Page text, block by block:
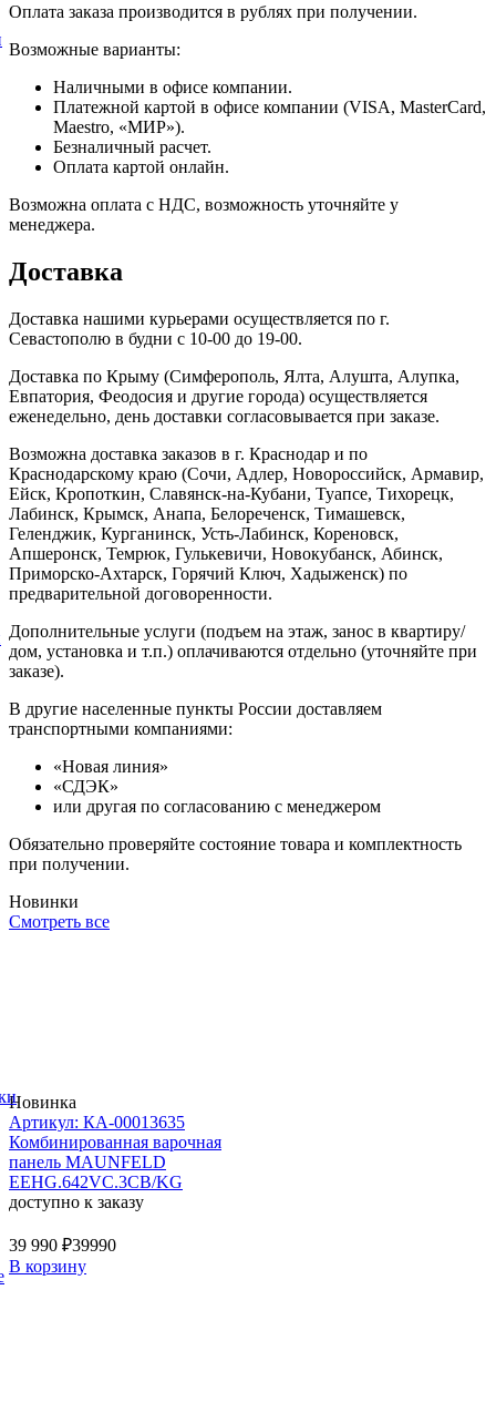
Оплата заказа производится в рублях при получении.
Возможные варианты:
Наличными в офисе компании.
Платежной картой в офисе компании (VISA, MasterCard,
Maestro, «МИР»).
Безналичный расчет.
Оплата картой онлайн.
Возможна оплата с НДС, возможность уточняйте у
менеджера.
Доставка
Доставка нашими курьерами осуществляется по г.
Севастополю в будни с 10-00 до 19-00.
Доставка по Крыму (Симферополь, Ялта, Алушта, Алупка,
Евпатория, Феодосия и другие города) осуществляется
еженедельно, день доставки согласовывается при заказе.
Возможна доставка заказов в г. Краснодар и по
Краснодарскому краю (Сочи, Адлер, Новороссийск, Армавир,
Ейск, Кропоткин, Славянск-на-Кубани, Туапсе, Тихорецк,
Лабинск, Крымск, Анапа, Белореченск, Тимашевск,
Геленджик, Курганинск, Усть-Лабинск, Кореновск,
Апшеронск, Темрюк, Гулькевичи, Новокубанск, Абинск,
Приморско-Ахтарск, Горячий Ключ, Хадыженск) по
предварительной договоренности.
Дополнительные услуги (подъем на этаж, занос в квартиру/
дом, установка и т.п.) оплачиваются отдельно (уточняйте при
заказе).
В другие населенные пункты России доставляем
транспортными компаниями:
«Новая линия»
«СДЭК»
или другая по согласованию с менеджером
Обязательно проверяйте состояние товара и комплектность
при получении.
Новинки
Смотреть все
Новинка
Артикул: КА-00013635
Комбинированная варочная
панель MAUNFELD
EEHG.642VC.3CB/KG
доступно к заказу
39 990 ₽39990
В корзину